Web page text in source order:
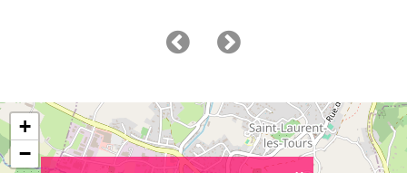
+
−